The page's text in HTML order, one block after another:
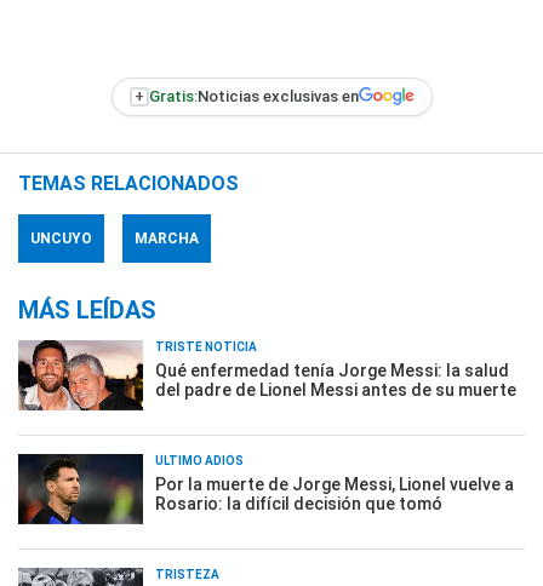
+ Gratis:Noticias exclusivas en
TEMAS RELACIONADOS
UNCUYO MARCHA
MÁS LEÍDAS
TRISTE NOTICIA
Qué enfermedad tenía Jorge Messi: la salud
del padre de Lionel Messi antes de su muerte
ÚLTIMO ADIÓS
Por la muerte de Jorge Messi, Lionel vuelve a
Rosario: la difícil decisión que tomó
TRISTEZA